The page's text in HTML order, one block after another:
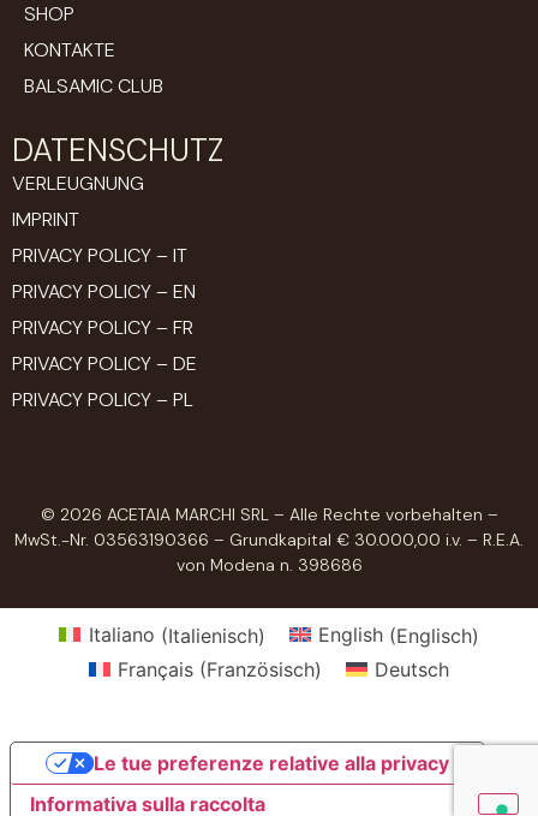
SHOP
KONTAKTE
BALSAMIC CLUB
DATENSCHUTZ
VERLEUGNUNG
IMPRINT
PRIVACY POLICY – IT
PRIVACY POLICY – EN
PRIVACY POLICY – FR
PRIVACY POLICY – DE
PRIVACY POLICY – PL
© 2026 ACETAIA MARCHI SRL – Alle Rechte vorbehalten –
MwSt.-Nr. 03563190366 – Grundkapital € 30.000,00 i.v. – R.E.A.
von Modena n. 398686
Italiano (Italienisch) English(Englisch)
Français (Französisch) Deutsch
Informativa sulla raccolta
Le tue preferenze relative alla privacy